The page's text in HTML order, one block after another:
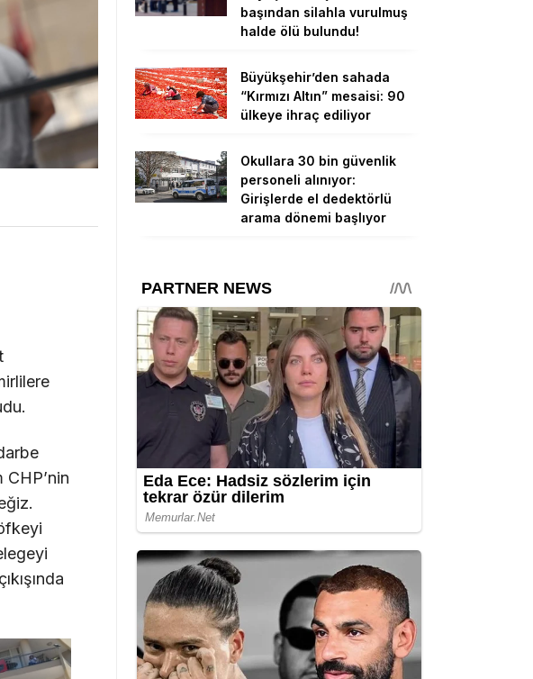
başından silahla vurulmuş
halde ölü bulundu!
Büyükşehir’den sahada
“Kırmızı Altın” mesaisi: 90
ülkeye ihraç ediliyor
Okullara 30 bin güvenlik
personeli alınıyor:
Girişlerde el dedektörlü
arama dönemi başlıyor